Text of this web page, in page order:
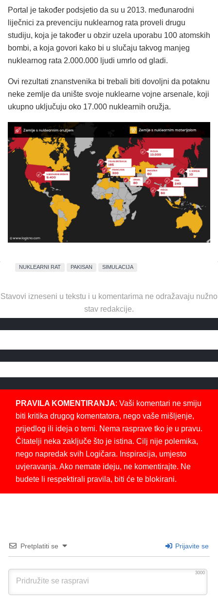
Portal je također podsjetio da su u 2013. međunarodni
liječnici za prevenciju nuklearnog rata proveli drugu
studiju, koja je također u obzir uzela uporabu 100 atomskih
bombi, a koja govori kako bi u slučaju takvog manjeg
nuklearnog rata 2.000.000 ljudi umrlo od gladi.
Ovi rezultati znanstvenika bi trebali biti dovoljni da potaknu
neke zemlje da unište svoje nuklearne vojne arsenale, koji
ukupno uključuju oko 17.000 nuklearnih oružja.
NUKLEARNI RAT PAKISAN SIMULACIJA
Stavovi izneseni u tekstu i u komentarima ne odražavaju nužno
stav redakcije.
PRAVILA KOMENTIRANJA: Vaši komentari ne smiju
biti kritika drugog komentatora, nego vaše mišljenje,
prijedlog ili ideja o temi. Nema rasprave tko je u pravu.
Čitatelji neka zaključe što je istina. Cilj nije polemika,
nego napredak svih Logičara. Inspiracija, umjesto
uvjeravanja. Ako nemate ideju, ne komentirajte. Ne
budete li respektirali pravila, biti će te blokirani.
Pretplatiti se Prijavite se
3000